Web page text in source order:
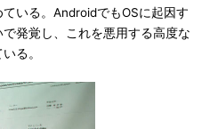
いる。AndroidでもOSに起因す
発覚し、これを悪用する高度な
る。